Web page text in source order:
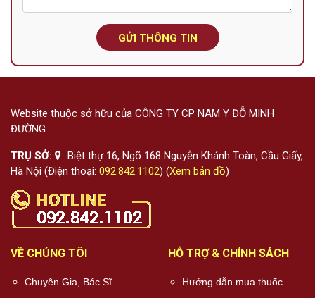
GỬI THÔNG TIN
Website thuộc sở hữu của CÔNG TY CP NAM Y ĐỖ MINH
ĐƯỜNG
TRỤ SỞ:
Biệt thự 16, Ngõ 168 Nguyễn Khánh Toàn, Cầu Giấy,
Hà Nội (Điện thoại: 092.842.1102) (Xem bản đồ)
VỀ CHÚNG TÔI
Chuyên Gia, Bác Sĩ
HỖ TRỢ & CHÍNH SÁCH
Hướng dẫn mua thuốc